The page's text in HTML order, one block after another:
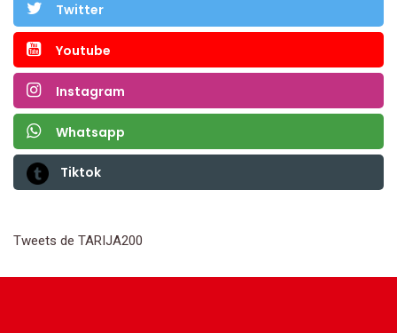
Twitter
Youtube
Instagram
Whatsapp
Tiktok
Tweets de TARIJA200